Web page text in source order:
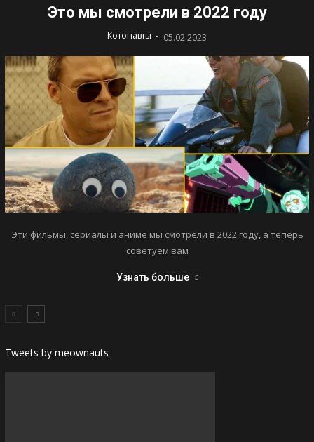
Это мы смотрели в 2022 году
Котонавты - 05.02.2023
Эти фильмы, сериалы и аниме мы смотрели в 2022 году, а теперь
советуем вам
Узнать больше
Tweets by meownauts